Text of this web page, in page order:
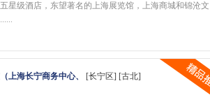
星级酒店，东望著名的上海展览馆，上海商城和锦沧文
上海长宁商务中心、 [长宁区] [古北]